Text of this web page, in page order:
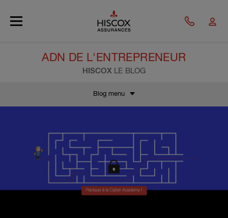
ADN DE L'ENTREPRENEUR
HISCOX LE BLOG
Blog menu